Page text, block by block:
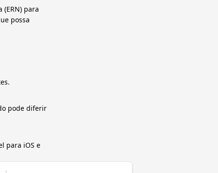
para
possa
pode diferir
para iOS e